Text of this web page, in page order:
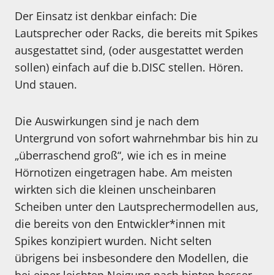
Der Einsatz ist denkbar einfach: Die
Lautsprecher oder Racks, die bereits mit Spikes
ausgestattet sind, (oder ausgestattet werden
sollen) einfach auf die b.DISC stellen. Hören.
Und stauen.
Die Auswirkungen sind je nach dem
Untergrund von sofort wahrnehmbar bis hin zu
„überraschend groß“, wie ich es in meine
Hörnotizen eingetragen habe. Am meisten
wirkten sich die kleinen unscheinbaren
Scheiben unter den Lautsprechermodellen aus,
die bereits von den Entwickler*innen mit
Spikes konzipiert wurden. Nicht selten
übrigens bei insbesondere den Modellen, die